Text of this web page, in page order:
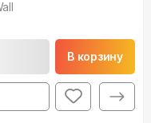
В корзину